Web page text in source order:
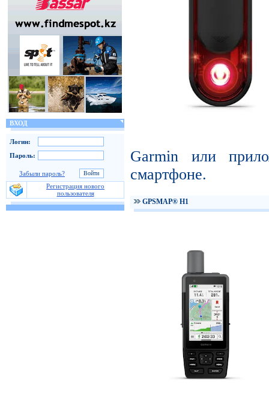
ВХОД
Логин:
Пароль:
Забыли пароль?
Регистрация нового
пользователя
Garmin или
смартфоне.
GPSMAP® H1